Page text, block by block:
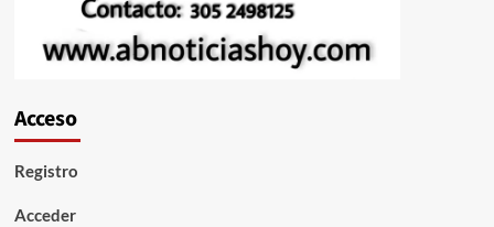
Acceso
Registro
Acceder